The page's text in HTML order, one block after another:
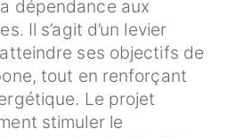
dépendance aux
Il s’agit d’un levier
ses objectifs de
tout en renforçant
Le projet
stimuler le